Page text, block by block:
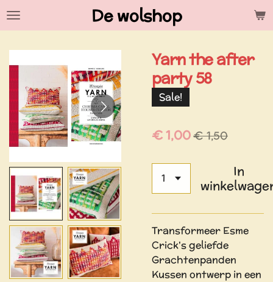
Ga
hoofdinhoud
De wolshop
Yarn the after
party 58
Sale!
€ 1,00€ 1,50
In
Transformeer Esme
Crick's geliefde
Grachtenpanden
Kussen ontwerp in een